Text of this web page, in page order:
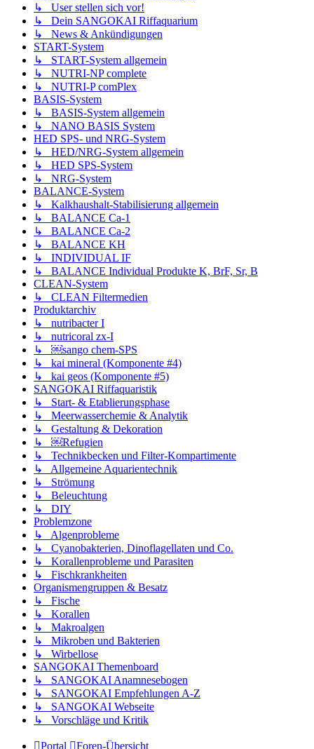
↳ User stellen sich vor!
↳ Dein SANGOKAI Riffaquarium
↳ News & Ankündigungen
START-System
↳ START-System allgemein
↳ NUTRI-NP complete
↳ NUTRI-P comPlex
BASIS-System
↳ BASIS-System allgemein
↳ NANO BASIS System
HED SPS- und NRG-System
↳ HED/NRG-System allgemein
↳ HED SPS-System
↳ NRG-System
BALANCE-System
↳ Kalkhaushalt-Stabilisierung allgemein
↳ BALANCE Ca-1
↳ BALANCE Ca-2
↳ BALANCE KH
↳ INDIVIDUAL IF
↳ BALANCE Individual Produkte K, BrF, Sr, B
CLEAN-System
↳ CLEAN Filtermedien
Produktarchiv
↳ nutribacter I
↳ nutricoral zx-I
↳ ￼sango chem-SPS
↳ kai mineral (Komponente #4)
↳ kai geos (Komponente #5)
SANGOKAI Riffaquaristik
↳ Start- & Etablierungsphase
↳ Meerwasserchemie & Analytik
↳ Gestaltung & Dekoration
↳ ￼Refugien
↳ Technikbecken und Filter-Kompartimente
↳ Allgemeine Aquarientechnik
↳ Strömung
↳ Beleuchtung
↳ DIY
Problemzone
↳ Algenprobleme
↳ Cyanobakterien, Dinoflagellaten und Co.
↳ Korallenprobleme und Parasiten
↳ Fischkrankheiten
Organismengruppen & Besatz
↳ Fische
↳ Korallen
↳ Makroalgen
↳ Mikroben und Bakterien
↳ Wirbellose
SANGOKAI Themenboard
↳ SANGOKAI Anamnesebogen
↳ SANGOKAI Empfehlungen A-Z
↳ SANGOKAI Webseite
↳ Vorschläge und Kritik
Portal Foren-Übersicht